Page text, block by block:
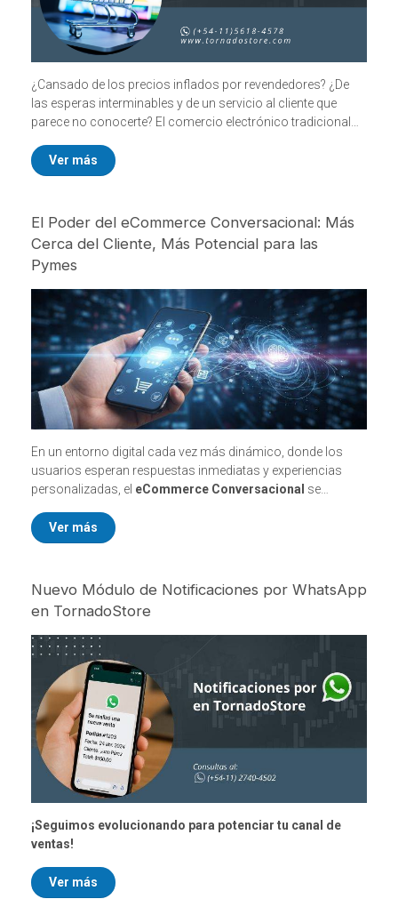
¿Cansado de los precios inflados por revendedores? ¿De
las esperas interminables y de un servicio al cliente que
parece no conocerte? El comercio electrónico tradicional
ralentizan todo el proceso. Pero, ¿y si pudieras eliminar
todas esas barreras?
TornadoStore está desafiando las reglas del juego en
venta Directa al Consumidor (D2C). Estamos eliminando a
los intermediarios por una sola razón: darte a vos, el cliente,
la mejor experiencia posible.
Ver más
El Poder del eCommerce Conversacional: Más
Cerca del Cliente, Más Potencial para las
Pymes
En un entorno digital cada vez más dinámico, donde los
usuarios esperan respuestas inmediatas y experiencias
personalizadas, el eCommerce Conversacional se
para los próximos años.
Ver más
Nuevo Módulo de Notificaciones por WhatsApp
en TornadoStore
¡Seguimos evolucionando para potenciar tu canal de
ventas!
Ver más